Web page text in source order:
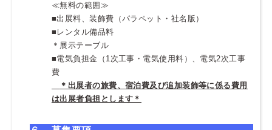
≪無料の範囲≫
■出展料、装飾費（パラペット・社名版）
■レンタル備品料
＊展示テーブル
■電気負担金（1次工事・電気使用料）、電気2次工事
費
＊出展者の旅費、宿泊費及び追加装飾等に係る費用
は出展者負担とします＊